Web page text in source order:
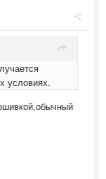
условиях.